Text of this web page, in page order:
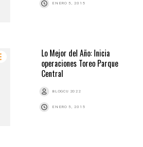
ENERO 5, 2015
Lo Mejor del Año: Inicia
operaciones Toreo Parque
Central
BLOGCU 2022
ENERO 5, 2015